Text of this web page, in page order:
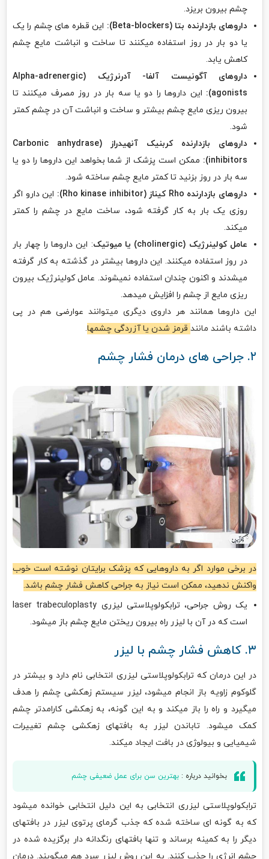
چشم بیرون بریزد.
داروهای بازدارنده بتا (Beta-blockers):
این قطره های چشم را یک
یا دو بار در روز استفاده میکنند تا ساخت و انباشت مایع چشم
کاهش یابد.
داروهای آگونیست آلفا- آدرنرژیک (Alpha-adrenergic
agonists):
این داروها را دو یا سه بار در روز مصرف میکنند تا
بیرون ریزی مایع چشم بیشتر و ساخت و انباشت آن در چشم کمتر
شود.
داروهای بازدارنده کربنیک آنهیدراز (Carbonic anhydrase
inhibitors):
ممکن است پزشک از شما بخواهد این داروها را دو یا
سه بار در روز بزنید تا کمتر مایع چشم ساخته شود.
داروهای بازدارنده Rho کیناز (Rho kinase inhibitor):
این دارو اگر
روزی یک بار به کار گرفته شود، ساخت مایع در چشم را کمتر
میکند.
عامل کولینرژیک (cholinergic) یا میوتیک
: این داروها را چهار بار
در روز استفاده میکنند. این داروها بیشتر در گذشته به کار گرفته
میشدند و اکنون چندان استفاده نمیشوند. عامل کولینرژیک بیرون
ریزی مایع از چشم را افزایش میدهد.
این داروها همانند هر داروی دیگری میتوانند عوارضی هم در پی
داشته باشند مانند قرمز شدن یا آزردگی چشمها.
۲. جراحی های درمان فشار چشم
در برخی موارد اگر به داروهایی که پزشک برایتان نوشته است خوب
واکنش ندهید، ممکن است نیاز به جراحی کاهش فشار چشم باشد.
یک روش جراحی، ترابکولوپلاستی لیزری laser trabeculoplasty
است که در آن با لیزر راه بیرون ریختن مایع چشم باز میشود.
۳. کاهش فشار چشم با لیزر
در این درمان که ترابکولوپلاستی لیزری انتخابی نام دارد و بیشتر در
گلوکوم زاویه باز انجام میشود، لیزر سیستم زهکشی چشم را هدف
میگیرد و راه را باز میکند و به این گونه، به زهکشی کارامدتر چشم
کمک میشود. تاباندن لیزر به بافتهای زهکشی چشم تغییرات
شیمیایی و بیولوژی در بافت ایجاد میکند.
بخوانید درباره : بهترین سن برای عمل ضعیفی چشم
ترابکولوپلاستی لیزری انتخابی به این دلیل انتخابی خوانده میشود
که به گونه ای ساخته شده که جذب گرمای پرتوی لیزر در بافتهای
دیگر را به کمینه برساند و تنها بافتهای رنگدانه دار برگزیده شده در
چشم انرژی را جذب کنند. به این روش لیزر سرد هم میگویند. درمان